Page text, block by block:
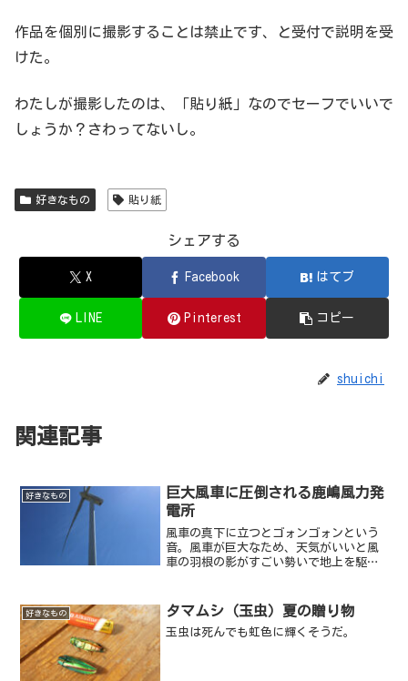
作品を個別に撮影することは禁止です、と受付で説明を受
けた。
わたしが撮影したのは、「貼り紙」なのでセーフでいいで
しょうか？さわってないし。
好きなもの 貼り紙
シェアする
X Facebook はてブ
LINE Pinterest コピー
shuichi
関連記事
好きなもの
巨大風車に圧倒される鹿嶋風力発
電所
風車の真下に立つとゴォンゴォンという
音。風車が巨大なため、天気がいいと風
車の羽根の影がすごい勢いで地上を駆け
好きなもの タマムシ（玉虫）夏の贈り物
玉虫は死んでも虹色に輝くそうだ。